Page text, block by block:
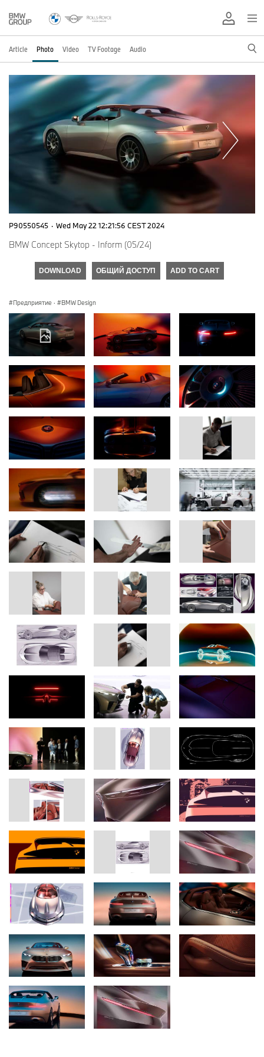
Article Photo Video TV Footage Audio
P90550545 · Wed May 22 12:21:56 CEST 2024
BMW Concept Skytop - Inform (05/24)
DOWNLOAD ОБЩИЙ ДОСТУП ADD TO CART
Предприятие · BMW Design